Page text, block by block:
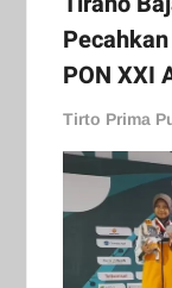
PON XXI
Tirto Prima